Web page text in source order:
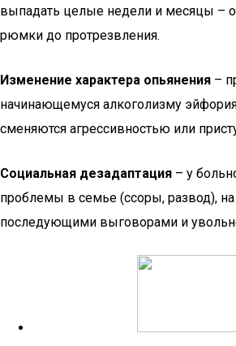
выпадать целые недели и месяцы –
рюмки до протрезвления.
Изменение характера опьянения –
начинающемуся алкоголизму
сменяются агрессивностью или
Социальная дезадаптация – у
проблемы в семье (ссоры, развод), на
последующими выговорами и